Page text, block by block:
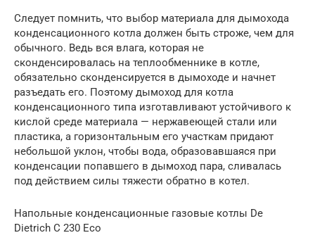
Следует помнить, что выбор материала для дымохода
конденсационного котла должен быть строже, чем для
обычного. Ведь вся влага, которая не
сконденсировалась на теплообменнике в котле,
обязательно сконденсируется в дымоходе и начнет
разъедать его. Поэтому дымоход для котла
конденсационного типа изготавливают устойчивого к
кислой среде материала — нержавеющей стали или
пластика, а горизонтальным его участкам придают
небольшой уклон, чтобы вода, образовавшаяся при
конденсации попавшего в дымоход пара, сливалась
под действием силы тяжести обратно в котел.
Напольные конденсационные газовые котлы De
Dietrich С 230 Eco